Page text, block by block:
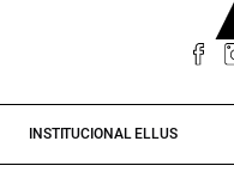
INSTITUCIONAL ELLUS